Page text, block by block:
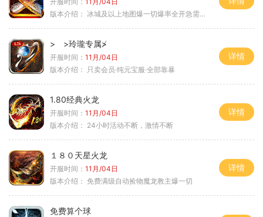
版本介绍： 冰城及以上地图爆一切爆率全开急需材料
> >玲瓏专属≯
开服时间： 11月/04日
版本介绍： 只卖会员·纯元宝服·全部靠暴
详情
1.80经典火龙
开服时间： 11月/04日
版本介绍： 24小时活动不断，激情不断
详情
１８０天星火龙
开服时间： 11月/04日
版本介绍： 免费满级自动捡物魔龙教主爆一切
详情
免费算个球